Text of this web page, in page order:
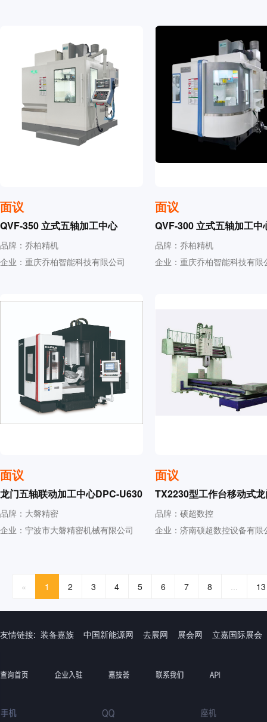
面议
QVF-350 立式五轴加工中心
品牌：乔柏精机
企业：重庆乔柏智能科技有限公司
面议
QVF-300 立式五轴加工中
品牌：乔柏精机
企业：重庆乔柏智能科技有限
面议
龙门五轴联动加工中心DPC-U630
品牌：大磐精密
企业：宁波市大磐精密机械有限公司
面议
TX2230型工作台移动式
镗铣床
品牌：硕超数控
企业：济南硕超数控设备有限
« 1 2 3 4 5 6 7 8 ... 13
友情链接: 装备嘉族 中国新能源网 去展网 展会网 立嘉国际展会